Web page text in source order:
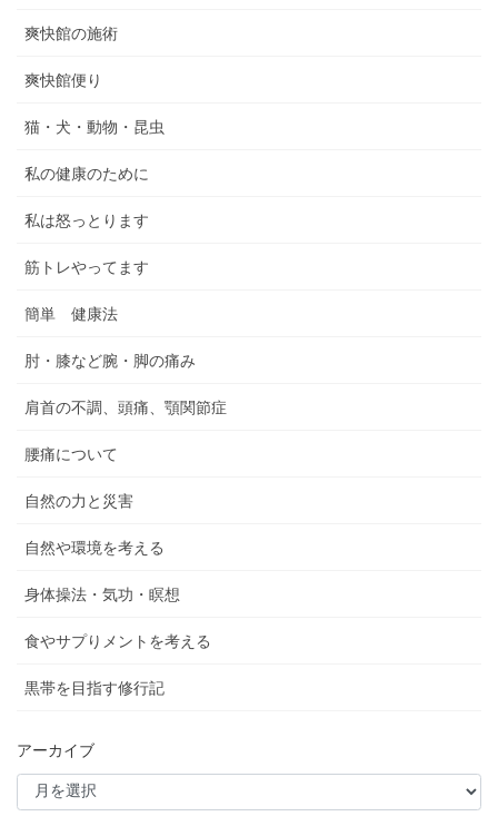
爽快館の施術
爽快館便り
猫・犬・動物・昆虫
私の健康のために
私は怒っとります
筋トレやってます
簡単 健康法
肘・膝など腕・脚の痛み
肩首の不調、頭痛、顎関節症
腰痛について
自然の力と災害
自然や環境を考える
身体操法・気功・瞑想
食やサプりメントを考える
黒帯を目指す修行記
アーカイブ